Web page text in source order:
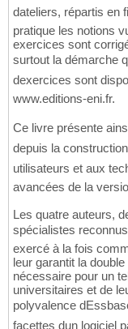
dateliers, répartis
pratique les notions
exercices sont
surtout la démarche
dexercices sont
www.editions-eni.fr.
Ce livre présente
depuis la
utilisateurs et aux
avancées de la
Les quatre auteurs,
spécialistes
exercé à la fois
leur garantit la
nécessaire pour un
universitaires et de
polyvalence
facettes dun logiciel